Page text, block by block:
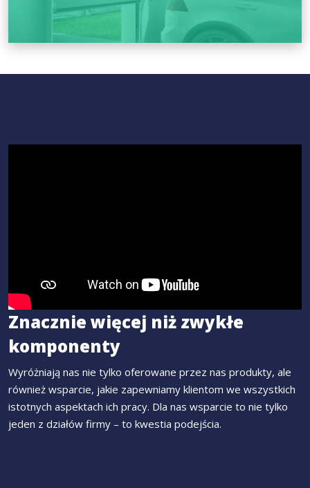
Znacznie więcej niż zwykłe
komponenty
Wyróżniają nas nie tylko oferowane przez nas produkty, ale
również wsparcie, jakie zapewniamy klientom we wszystkich
istotnych aspektach ich pracy. Dla nas wsparcie to nie tylko
jeden z działów firmy – to kwestia podejścia.